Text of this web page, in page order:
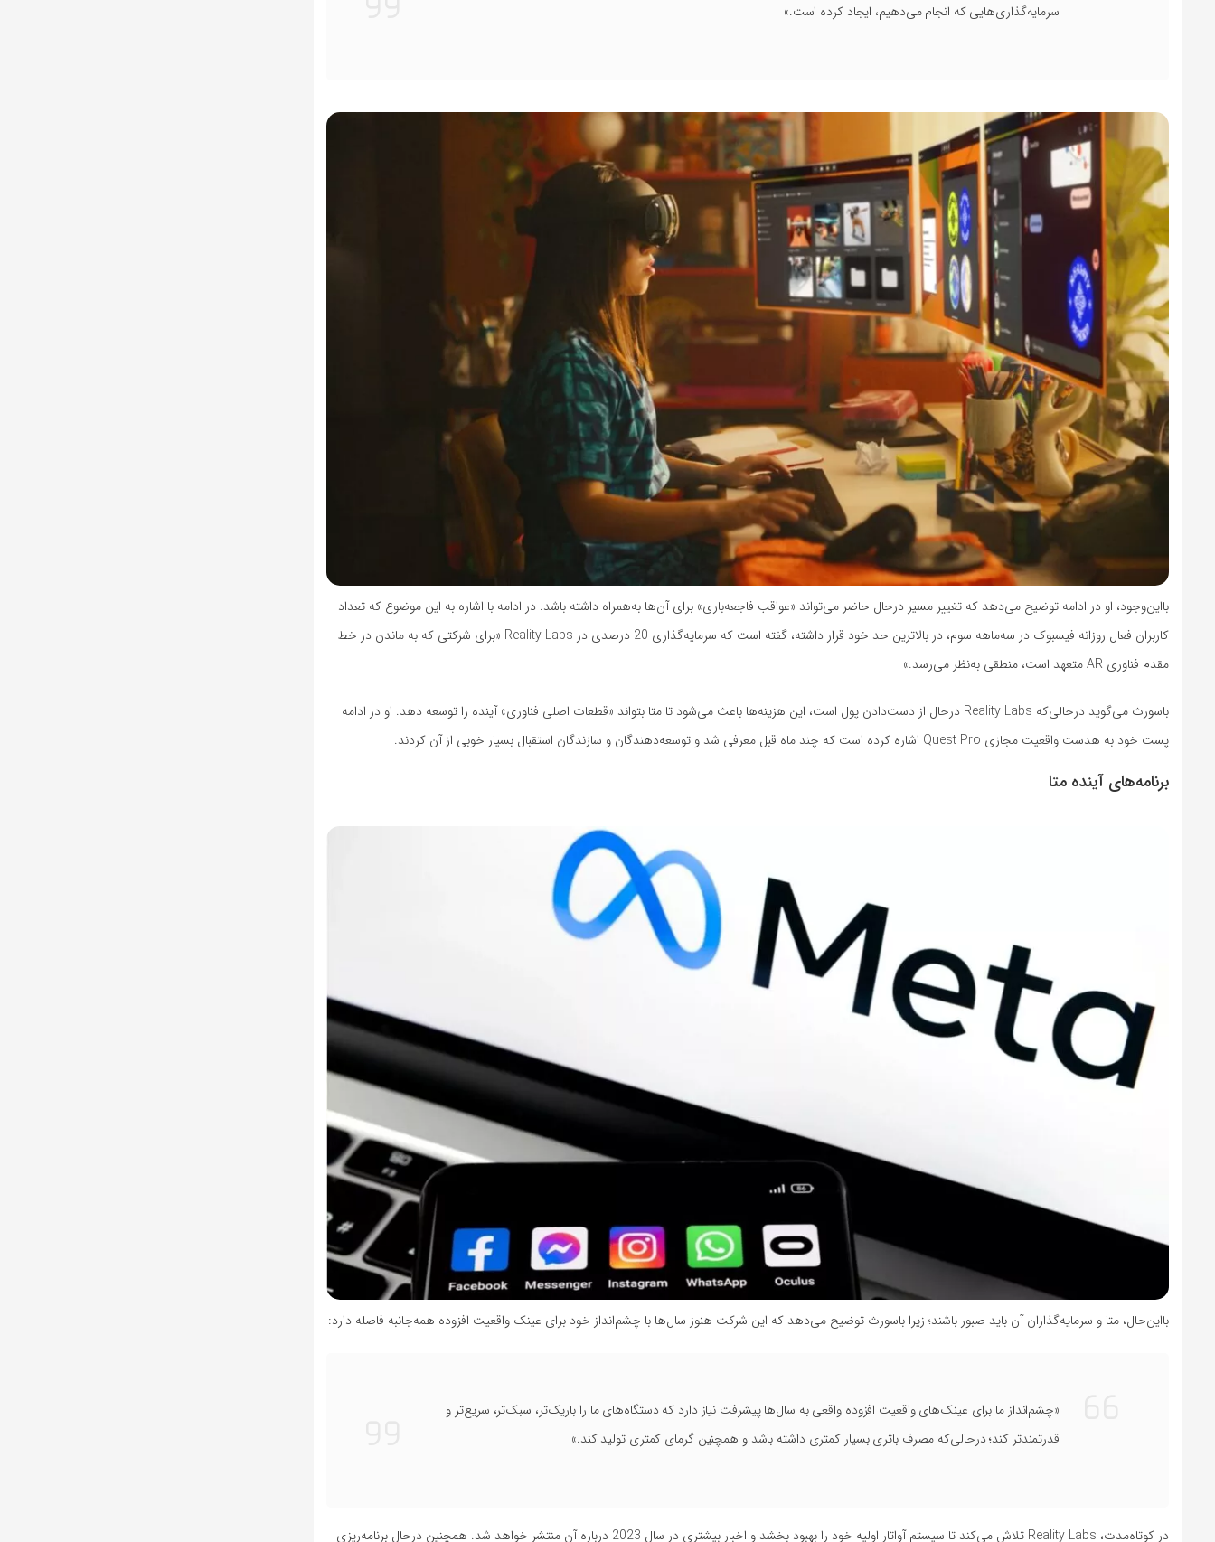
سرمایه‌گذاری‌هایی که انجام می‌دهیم، ایجاد کرده است.»
با‌این‌وجود، او در ادامه توضیح می‌دهد که تغییر مسیر در‌حال حاضر می‌تواند «عواقب فاجعه‌باری» برای آن‌ها به‌همراه داشته باشد. در ادامه با اشاره به این موضوع که تعداد
کاربران فعال روزانه فیسبوک در سه‌ماهه سوم، در بالاترین حد خود قرار داشته، گفته است که سرمایه‌گذاری 20 درصدی در Reality Labs «برای شرکتی که به ماندن در خط
مقدم فناوری AR متعهد است، منطقی به‌نظر می‌رسد.»
باسورث می‌گوید در‌حالی‌که Reality Labs در‌حال از دست‌دادن پول است، این هزینه‌ها باعث می‌شود تا متا بتواند «قطعات اصلی فناوری» آینده را توسعه دهد. او در ادامه
پست خود به هدست واقعیت مجازی Quest Pro اشاره کرده است که چند ماه قبل معرفی شد و توسعه‌دهندگان و سازندگان استقبال بسیار خوبی از آن کردند.
برنامه‌های آینده متا
با‌این‌حال، متا و سرمایه‌گذاران آن باید صبور باشند؛ زیرا باسورث توضیح می‌دهد که این شرکت هنوز سال‌ها با چشم‌انداز خود برای عینک واقعیت افزوده همه‌جانبه فاصله دارد:
«چشم‌انداز ما برای عینک‌های واقعیت افزوده واقعی به سال‌ها پیشرفت نیاز دارد که دستگاه‌های ما را باریک‌تر، سبک‌تر، سریع‌تر و
قدرتمندتر کند؛ درحالی‌که مصرف باتری بسیار کمتری داشته باشد و همچنین گرمای کمتری تولید کند.»
در کوتاه‌مدت، Reality Labs تلاش می‌کند تا سیستم آواتار اولیه خود را بهبود بخشد و اخبار بیشتری در سال 2023 درباره آن منتشر خواهد شد. همچنین در‌حال برنامه‌ریزی